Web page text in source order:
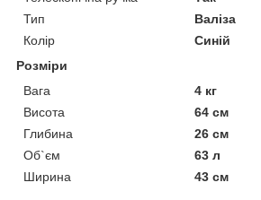
Тип
Валіза
Колір
Синій
Розміри
Вага
4 кг
Висота
64 см
Глибина
26 см
Об`єм
63 л
Ширина
43 см